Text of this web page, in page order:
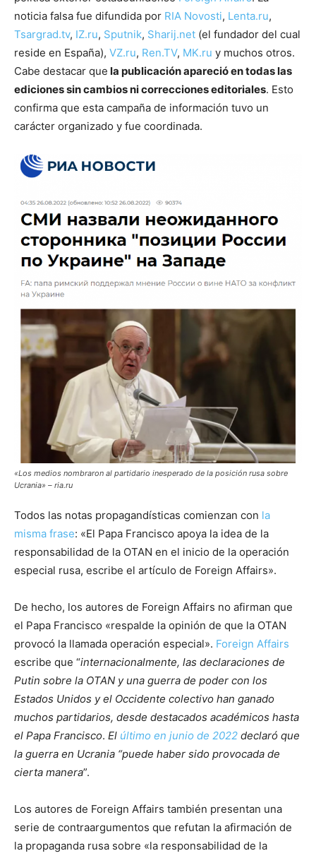
noticia falsa fue difundida por RIA Novosti, Lenta.ru,
Tsargrad.tv, IZ.ru, Sputnik, Sharij.net (el fundador del cual
reside en España), VZ.ru, Ren.TV, MK.ru y muchos otros.
Cabe destacar que la publicación apareció en todas las
ediciones sin cambios ni correcciones editoriales. Esto
confirma que esta campaña de información tuvo un
carácter organizado y fue coordinada.
«Los medios nombraron al partidario inesperado de la posición rusa sobre
Ucrania» – ria.ru
Todos las notas propagandísticas comienzan con la
misma frase: «El Papa Francisco apoya la idea de la
responsabilidad de la OTAN en el inicio de la operación
especial rusa, escribe el artículo de Foreign Affairs».
De hecho, los autores de Foreign Affairs no afirman que
el Papa Francisco «respalde la opinión de que la OTAN
provocó la llamada operación especial». Foreign Affairs
escribe que “internacionalmente, las declaraciones de
Putin sobre la OTAN y una guerra de poder con los
Estados Unidos y el Occidente colectivo han ganado
muchos partidarios, desde destacados académicos hasta
el Papa Francisco. El último en junio de 2022 declaró que
la guerra en Ucrania “puede haber sido provocada de
cierta manera”.
Los autores de Foreign Affairs también presentan una
serie de contraargumentos que refutan la afirmación de
la propaganda rusa sobre «la responsabilidad de la